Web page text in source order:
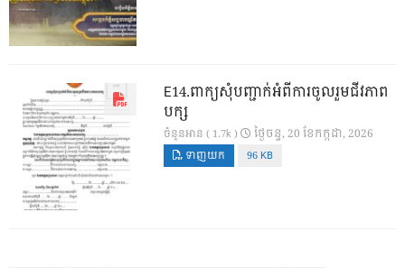
E14.ពាក្យសុំបញ្ជាក់អំពីការចូលរួមជីវភាព
បក្ស
ចំនួនអាន ( 1.7k ) ថ្ងៃ​ចន្ទ, 20 ខែ​កក្កដា, 2026
ទាញយក 96 KB